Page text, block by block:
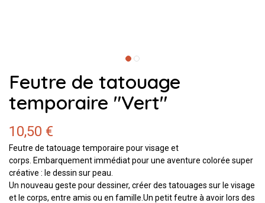
Feutre de tatouage
temporaire "Vert"
10,50 €
Feutre de tatouage temporaire pour visage et
corps. Embarquement immédiat pour une aventure colorée super
créative : le dessin sur peau.
Un nouveau geste pour dessiner, créer des tatouages sur le visage
et le corps, entre amis ou en famille.Un petit feutre à avoir lors des